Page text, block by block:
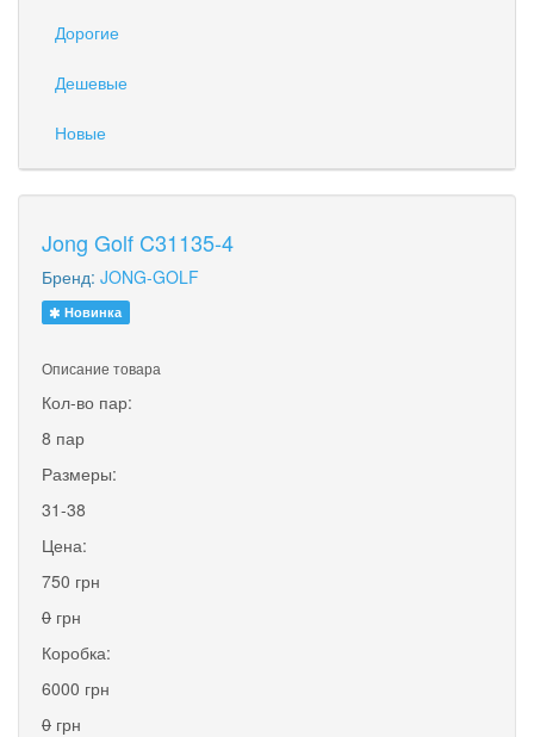
Дорогие
Дешевые
Новые
Jong Golf C31135-4
Бренд: JONG-GOLF
Новинка
Описание товара
Кол-во пар:
8 пар
Размеры:
31-38
Цена:
750 грн
0 грн
Коробка:
6000 грн
0 грн